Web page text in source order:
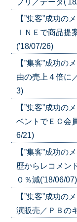
【”集客”成功
ＩＮＥで商品提
('18/07/26)
【”集客”成功
由の売上４倍に
3)
【”集客”成功
ベントでＥＣ会
6/21)
【”集客”成功
歴からレコメン
０％減('18/06/07)
【”集客”成功
演販売／ＰＢの